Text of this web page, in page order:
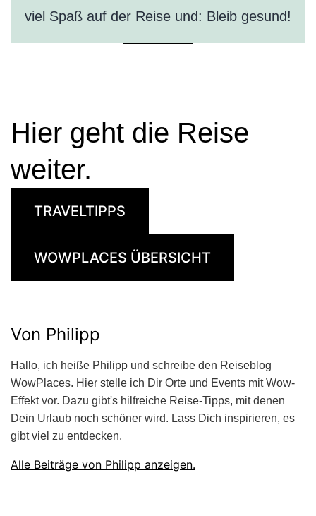
viel Spaß auf der Reise und: Bleib gesund!
Hier geht die Reise
weiter.
TRAVELTIPPS
WOWPLACES ÜBERSICHT
Von Philipp
Hallo, ich heiße Philipp und schreibe den Reiseblog
WowPlaces. Hier stelle ich Dir Orte und Events mit Wow-
Effekt vor. Dazu gibt's hilfreiche Reise-Tipps, mit denen
Dein Urlaub noch schöner wird. Lass Dich inspirieren, es
gibt viel zu entdecken.
Alle Beiträge von Philipp anzeigen.